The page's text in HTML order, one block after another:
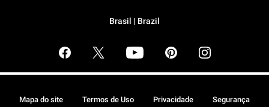
Brasil | Brazil
Mapa do site Termos de Uso Privacidade Segurança